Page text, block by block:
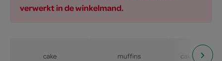
verwerkt in de winkelmand.
cake muffins cake,